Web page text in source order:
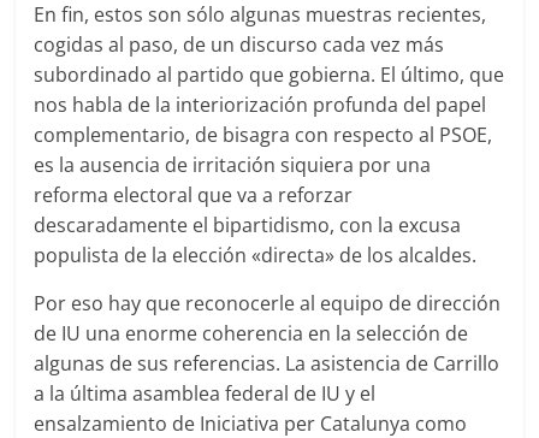
En fin, estos son sólo algunas muestras recientes,
cogidas al paso, de un discurso cada vez más
subordinado al partido que gobierna. El último, que
nos habla de la interiorización profunda del papel
complementario, de bisagra con respecto al PSOE,
es la ausencia de irritación siquiera por una
reforma electoral que va a reforzar
descaradamente el bipartidismo, con la excusa
populista de la elección «directa» de los alcaldes.
Por eso hay que reconocerle al equipo de dirección
de IU una enorme coherencia en la selección de
algunas de sus referencias. La asistencia de Carrillo
a la última asamblea federal de IU y el
ensalzamiento de Iniciativa per Catalunya como